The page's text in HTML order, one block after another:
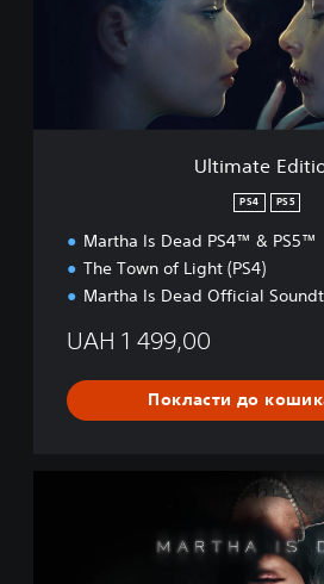
t
Ultimate
PS4 PS5
Martha Is Dead PS4™ & PS5™
The Town of Light (PS4)
Martha Is Dead Official
UAH 1 499,00
Покласти до